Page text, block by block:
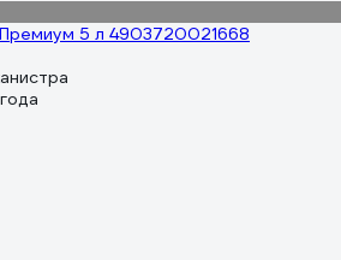
5 л 4903720021668